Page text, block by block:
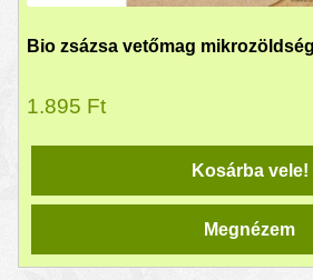
Bio zsázsa vetőmag
1.895 Ft
Kosárba vele!
Megnézem